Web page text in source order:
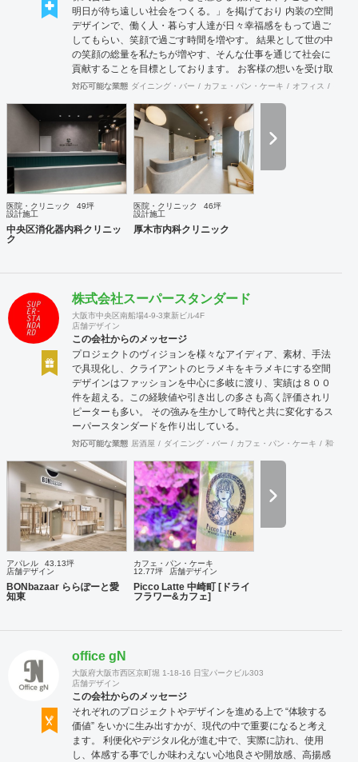
明日が待ち遠しい社会をつくる。」を掲げており 内装の空間
デザインで、働く人・暮らす人達が日々幸福感をもって過ご
してもらい、笑顔で過ごす時間を増やす。 結果として世の中
の笑顔の総量を私たちが増やす、そんな仕事を通じて社会に
貢献することを目標としております。 お客様の想いを受け取
り、その想いを具現化できるデザインと施工を心掛け、 創業
でおります。 お客様満足を追求し「あなたに出会えてよかっ
た企業」であり続けれるよう貢献していきます。 医療施設に
特化した内装デザイン・施工の提供ブラインド『Clione』も
展開中です！ 是非ご連絡をお待ちしております！！
対応可能な業態 ダイニング・バー カフェ・パン・ケーキ オフィス
医院・クリニック
49坪
設計施工
中央区消化器内科クリニッ
ク
医院・クリニック
46坪
設計施工
厚木市内科クリニック
株式会社スーパースタンダード
大阪市中央区南船場4-9-3東新ビル4F
店舗デザイン
この会社からのメッセージ
プロジェクトのヴィジョンを様々なアイディア、素材、手法
で具現化し、クライアントのヒラメキをキラメキにする空間
デザインはファッションを中心に多岐に渡り、実績は８００
件を超える。この経験値や引き出しの多さも高く評価されリ
ピーターも多い。 その強みを生かして時代と共に変化するス
ーパースタンダードを作り出している。
対応可能な業態 居酒屋 ダイニング・バー カフェ・パン・ケーキ 和食・
アパレル
43.13坪
店舗デザイン
BONbazaar ららぽーと愛
知東
カフェ・パン・ケーキ
12.77坪
店舗デザイン
Picco Latte 中崎町 [ドライ
フラワー&カフェ]
office gN
大阪府大阪市西区京町堀 1-18-16 日宝パークビル303
店舗デザイン
この会社からのメッセージ
それぞれのプロジェクトやデザインを進める上で “体験する
価値” をいかに生み出すかが、現代の中で重要になると考え
ます。 利便化やデジタル化が進む中で、実際に訪れ、使用
し、体感する事でしか味わえない心地良さや開放感、高揚感